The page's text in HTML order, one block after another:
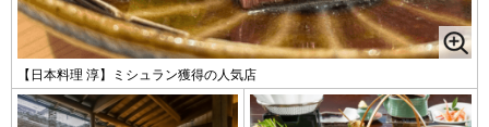
【日本料理 淳】ミシュラン獲得の人気店